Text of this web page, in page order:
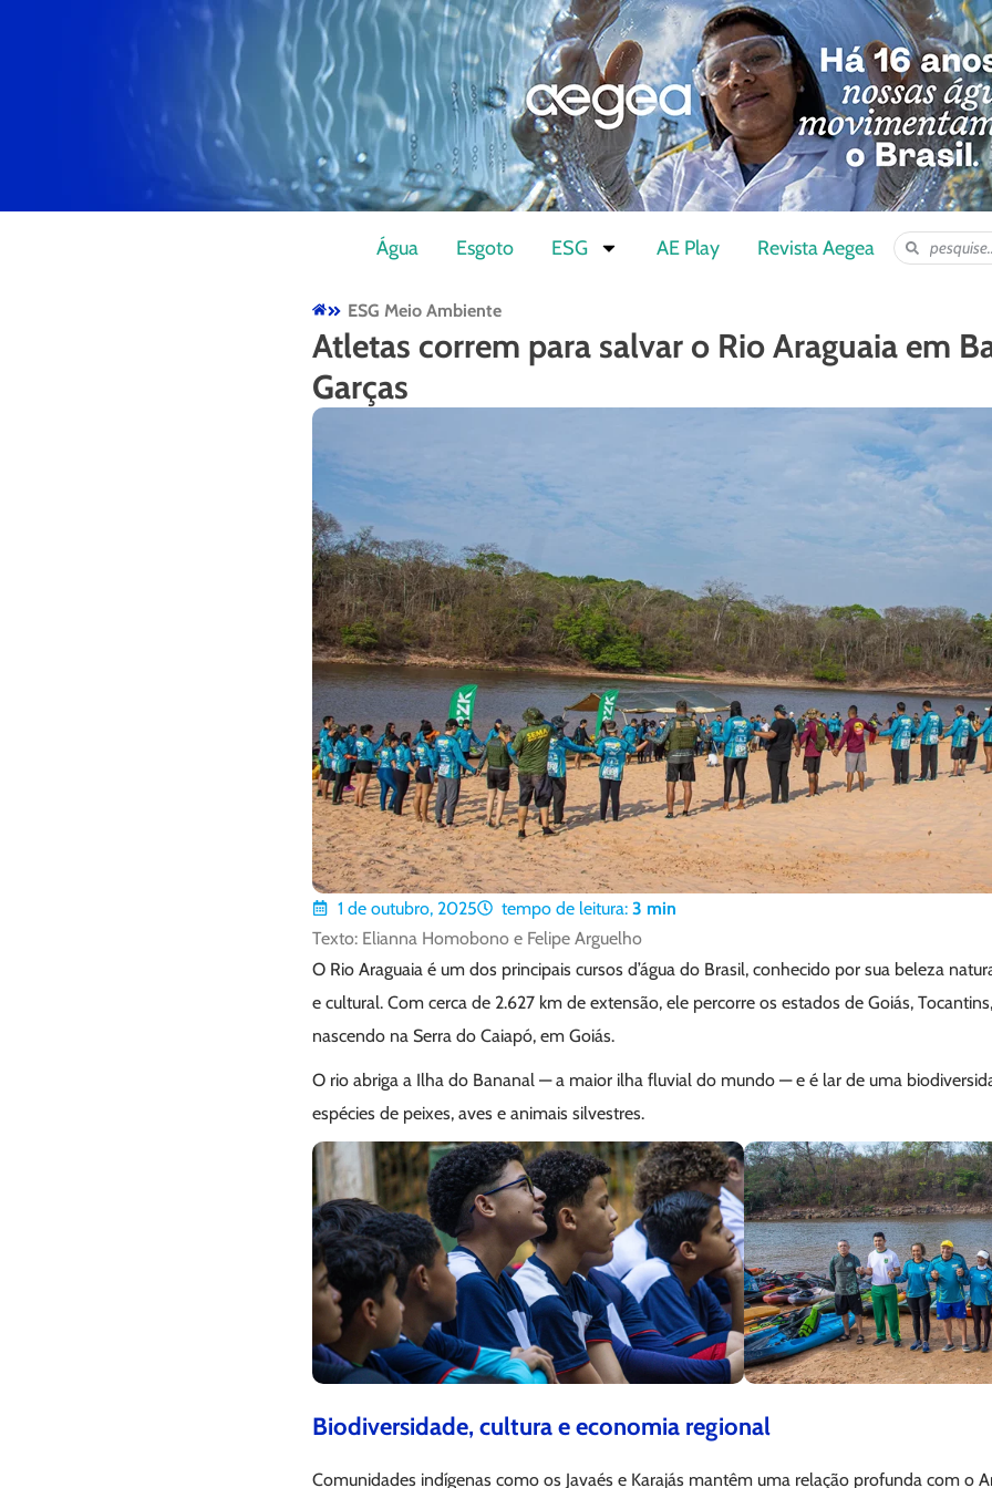
Água Esgoto ESG AE Play Revista Aegea
ESG Meio Ambiente
Atletas correm para salvar o Rio Araguaia em
Garças
1 de outubro, 2025 tempo de leitura: 3 min
Texto: Elianna Homobono e Felipe Arguelho
O Rio Araguaia é um dos principais cursos d’água do Brasil, conhecido por sua beleza
e cultural. Com cerca de 2.627 km de extensão, ele percorre os estados de Goiás,
nascendo na Serra do Caiapó, em Goiás.
O rio abriga a Ilha do Bananal — a maior ilha fluvial do mundo — e é lar de uma
espécies de peixes, aves e animais silvestres.
Biodiversidade, cultura e economia regional
Comunidades indígenas como os Javaés e Karajás mantêm uma relação profunda com o